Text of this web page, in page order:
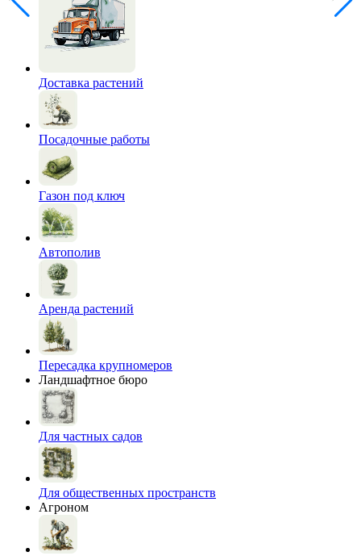
Доставка растений
Посадочные работы
Газон под ключ
Автополив
Аренда растений
Пересадка крупномеров
Ландшафтное бюро
Для частных садов
Для общественных пространств
Агроном